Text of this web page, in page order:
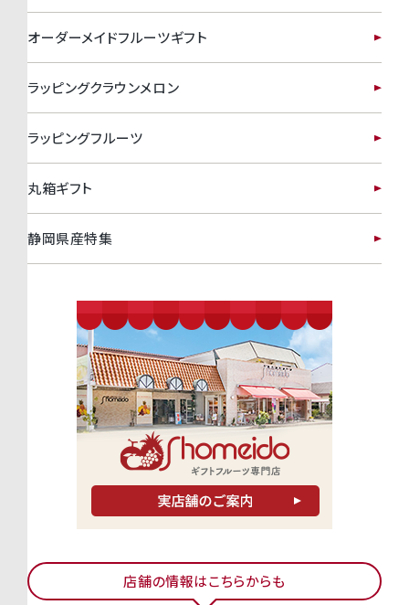
オーダーメイドフルーツギフト
ラッピングクラウンメロン
ラッピングフルーツ
丸箱ギフト
静岡県産特集
店舗の情報はこちらからも